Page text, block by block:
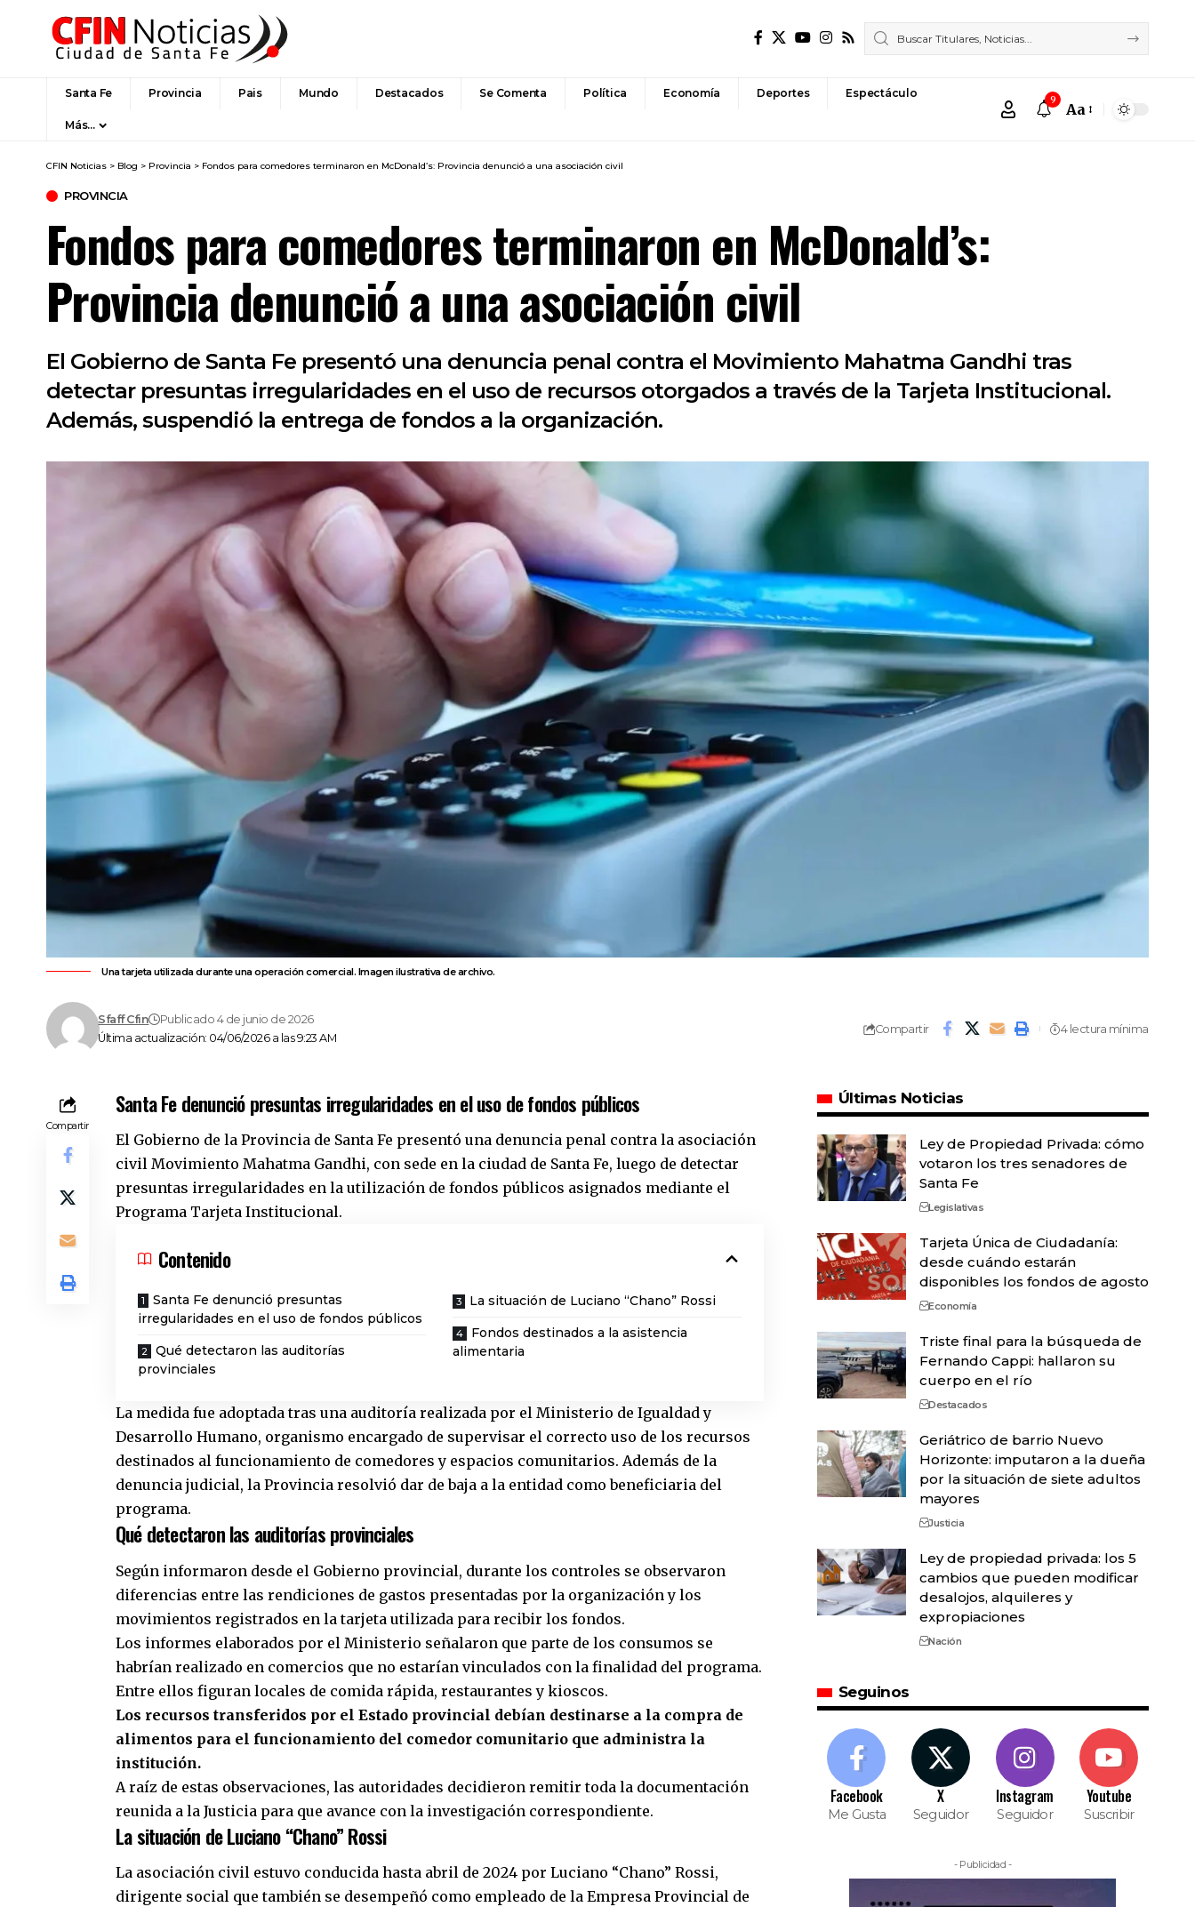
Santa Fe Provincia Pais Mundo Destacados Se Comenta Política Economía Deportes Espectáculo
Más…
9
Font
Aa
CFIN Noticias > Blog > Provincia > Fondos para comedores terminaron en McDonald’s: Provincia denunció a una asociación civil
PROVINCIA
Fondos para comedores terminaron en McDonald’s:
Provincia denunció a una asociación civil
El Gobierno de Santa Fe presentó una denuncia penal contra el Movimiento Mahatma Gandhi tras
detectar presuntas irregularidades en el uso de recursos otorgados a través de la Tarjeta Institucional.
Además, suspendió la entrega de fondos a la organización.
Una tarjeta utilizada durante una operación comercial. Imagen ilustrativa de archivo.
Última actualización: 04/06/2026 a las 9:23 AM
Sfaff Cfin Publicado 4 de junio de 2026
Compartir 4 lectura mínima
Compartir
Santa Fe denunció presuntas irregularidades en el uso de fondos públicos
El Gobierno de la Provincia de Santa Fe presentó una denuncia penal contra la asociación
civil Movimiento Mahatma Gandhi, con sede en la ciudad de Santa Fe, luego de detectar
presuntas irregularidades en la utilización de fondos públicos asignados mediante el
Programa Tarjeta Institucional.
Contenido
Santa Fe denunció presuntas
irregularidades en el uso de fondos públicos
Qué detectaron las auditorías
provinciales
La situación de Luciano “Chano” Rossi
Fondos destinados a la asistencia
alimentaria
La medida fue adoptada tras una auditoría realizada por el Ministerio de Igualdad y
Desarrollo Humano, organismo encargado de supervisar el correcto uso de los recursos
destinados al funcionamiento de comedores y espacios comunitarios. Además de la
denuncia judicial, la Provincia resolvió dar de baja a la entidad como beneficiaria del
programa.
Qué detectaron las auditorías provinciales
Según informaron desde el Gobierno provincial, durante los controles se observaron
diferencias entre las rendiciones de gastos presentadas por la organización y los
movimientos registrados en la tarjeta utilizada para recibir los fondos.
Los informes elaborados por el Ministerio señalaron que parte de los consumos se
habrían realizado en comercios que no estarían vinculados con la finalidad del programa.
Entre ellos figuran locales de comida rápida, restaurantes y kioscos.
Los recursos transferidos por el Estado provincial debían destinarse a la compra de
alimentos para el funcionamiento del comedor comunitario que administra la
institución.
A raíz de estas observaciones, las autoridades decidieron remitir toda la documentación
reunida a la Justicia para que avance con la investigación correspondiente.
La situación de Luciano “Chano” Rossi
La asociación civil estuvo conducida hasta abril de 2024 por Luciano “Chano” Rossi,
dirigente social que también se desempeñó como empleado de la Empresa Provincial de
Últimas Noticias
Ley de Propiedad Privada: cómo
votaron los tres senadores de
Santa Fe
Legislativas
Tarjeta Única de Ciudadanía:
desde cuándo estarán
disponibles los fondos de agosto
Economía
Triste final para la búsqueda de
Fernando Cappi: hallaron su
cuerpo en el río
Destacados
Geriátrico de barrio Nuevo
Horizonte: imputaron a la dueña
por la situación de siete adultos
mayores
Justicia
Ley de propiedad privada: los 5
cambios que pueden modificar
desalojos, alquileres y
expropiaciones
Nación
Seguinos
Facebook
Me Gusta
X
Seguidor
Instagram
Seguidor
Youtube
Suscribir
- Publicidad -